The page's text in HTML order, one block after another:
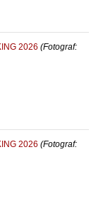
2026 (Fotograf:
2026 (Fotograf: